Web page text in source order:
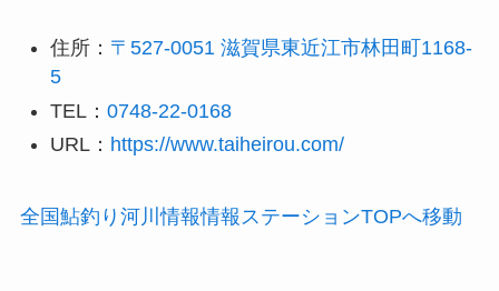
住所： 〒527-0051 滋賀県東近江市林田町1168-
5
TEL： 0748-22-0168
URL： https://www.taiheirou.com/
全国鮎釣り河川情報情報ステーションTOPへ移動